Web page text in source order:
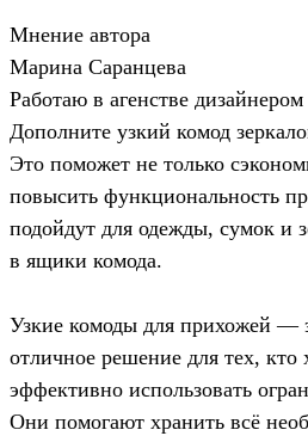
Мнение автора
Марина Саранцева
Работаю в агенстве дизайнером
Дополните узкий комод
Это поможет не только
повысить функциональность
подойдут для одежды, сумок и
в ящики комода.
Узкие комоды для прихожей —
отличное решение для тех, кто
эффективно использовать
Они помогают хранить всё